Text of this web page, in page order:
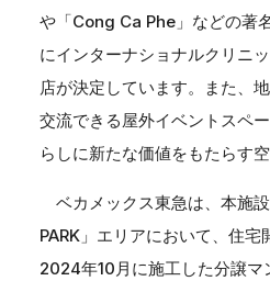
や「Cong Ca Phe」などの著
にインターナショナルクリニ
店が決定しています。また、
交流できる屋外イベントスペ
らしに新たな価値をもたらす
ベカメックス東急は、本施
PARK」エリアにおいて、住宅
2024年10月に施工した分譲マ